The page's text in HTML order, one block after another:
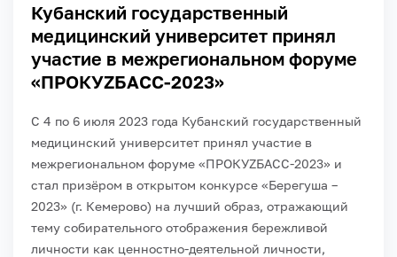
Кубанский государственный
медицинский университет принял
участие в межрегиональном форуме
«ПРОКУZБАСС-2023»
С 4 по 6 июля 2023 года Кубанский государственный
медицинский университет принял участие в
межрегиональном форуме «ПРОКУZБАСС-2023» и
стал призёром в открытом конкурсе «Берегуша –
2023» (г. Кемерово) на лучший образ, отражающий
тему собирательного отображения бережливой
личности как ценностно-деятельной личности,